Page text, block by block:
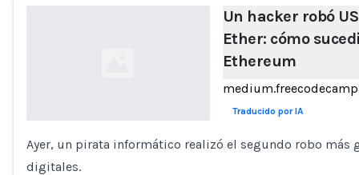
Loading...
Un hacker robó
Ether: cómo
Ethereum
Traducido por IA
Ayer, un pirata informático realizó el segundo robo más
digitales.